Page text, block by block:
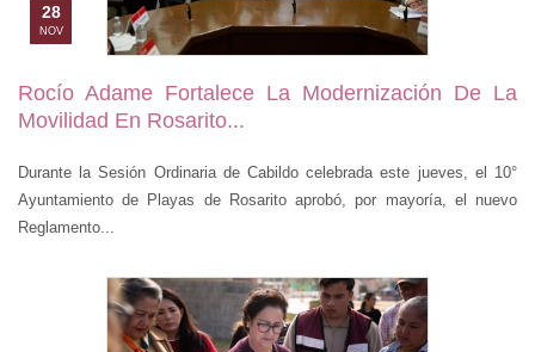
28
NOV
Rocío Adame Fortalece La Modernización De La
Movilidad En Rosarito...
Durante la Sesión Ordinaria de Cabildo celebrada este jueves, el 10°
Ayuntamiento de Playas de Rosarito aprobó, por mayoría, el nuevo
Reglamento...